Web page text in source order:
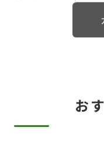
お